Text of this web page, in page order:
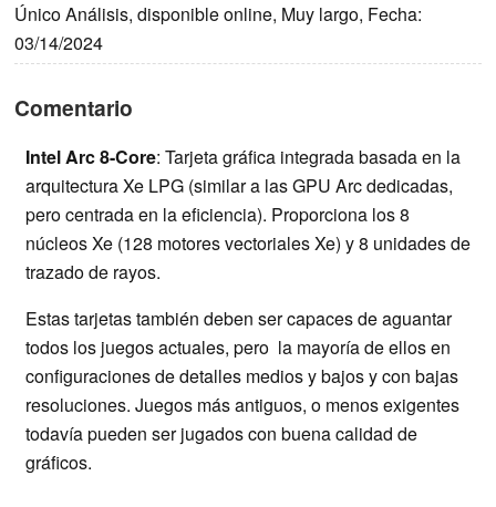
Único Análisis, disponible online, Muy largo, Fecha:
03/14/2024
Comentario
Intel Arc 8-Core: Tarjeta gráfica integrada basada en la
arquitectura Xe LPG (similar a las GPU Arc dedicadas,
pero centrada en la eficiencia). Proporciona los 8
núcleos Xe (128 motores vectoriales Xe) y 8 unidades de
trazado de rayos.
Estas tarjetas también deben ser capaces de aguantar
todos los juegos actuales, pero la mayoría de ellos en
configuraciones de detalles medios y bajos y con bajas
resoluciones. Juegos más antiguos, o menos exigentes
todavía pueden ser jugados con buena calidad de
gráficos.